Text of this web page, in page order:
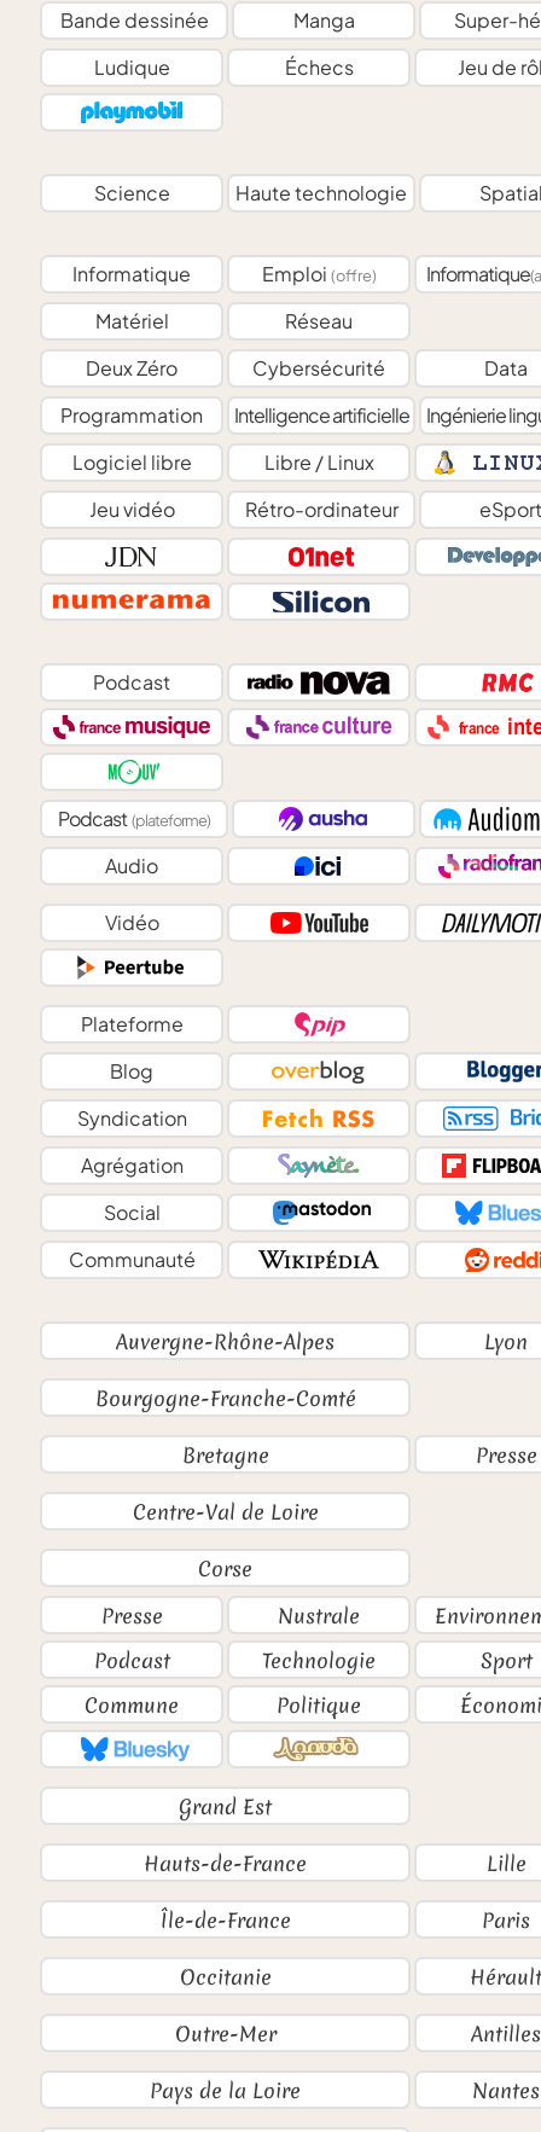
Bande dessinée Manga
Super-
Ludique
Échecs Jeu de
Science Haute technologie
Informatique Emploi (offre) Informatique
Matériel
Réseau
Deux Zéro
Cybersécurité
Data
Programmation
Intelligence artificielle
Ingénierie
Logiciel libre
Libre / Linux
Jeu vidéo
Rétro-ordinateur eSport
Podcast
Podcast(plateforme)
Audio
Vidéo
Plateforme
Blog
Syndication
Agrégation
Social
Communauté
Auvergne-Rhône-Alpes Lyon
Bourgogne-Franche-Comté
Bretagne Presse
Centre-Val de Loire
Corse
Presse
Nustrale
Podcast
Technologie
Sport
Commune
Politique
Grand Est
Hauts-de-France Lille
Île-de-France Paris
Occitanie Hérault
Outre-Mer Antilles
Pays de la Loire Nantes